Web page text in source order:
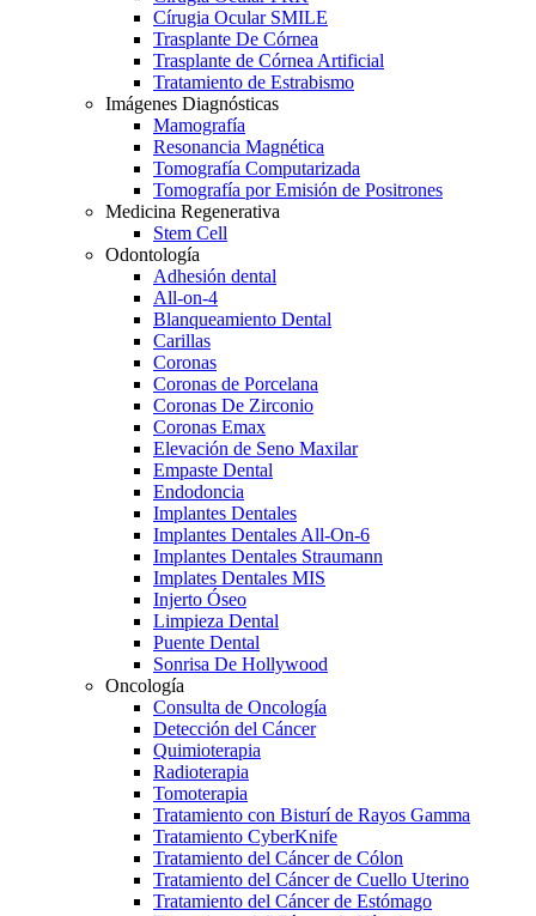
Círugia Ocular SMILE
Trasplante De Córnea
Trasplante de Córnea Artificial
Tratamiento de Estrabismo
Imágenes Diagnósticas
Mamografía
Resonancia Magnética
Tomografía Computarizada
Tomografía por Emisión de Positrones
Medicina Regenerativa
Stem Cell
Odontología
Adhesión dental
All-on-4
Blanqueamiento Dental
Carillas
Coronas
Coronas de Porcelana
Coronas De Zirconio
Coronas Emax
Elevación de Seno Maxilar
Empaste Dental
Endodoncia
Implantes Dentales
Implantes Dentales All-On-6
Implantes Dentales Straumann
Implates Dentales MIS
Injerto Óseo
Limpieza Dental
Puente Dental
Sonrisa De Hollywood
Oncología
Consulta de Oncología
Detección del Cáncer
Quimioterapia
Radioterapia
Tomoterapia
Tratamiento con Bisturí de Rayos Gamma
Tratamiento CyberKnife
Tratamiento del Cáncer de Cólon
Tratamiento del Cáncer de Cuello Uterino
Tratamiento del Cáncer de Estómago